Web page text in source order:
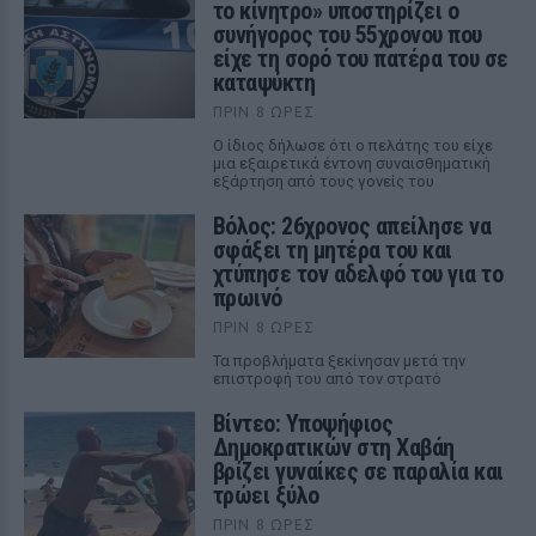
το κίνητρο» υποστηρίζει ο
συνήγορος του 55χρονου που
είχε τη σορό του πατέρα του σε
καταψύκτη
ΠΡΙΝ 8 ΏΡΕΣ
Ο ίδιος δήλωσε ότι ο πελάτης του είχε
μια εξαιρετικά έντονη συναισθηματική
εξάρτηση από τους γονείς του
Βόλος: 26χρονος απείλησε να
σφάξει τη μητέρα του και
χτύπησε τον αδελφό του για το
πρωινό
ΠΡΙΝ 8 ΏΡΕΣ
Τα προβλήματα ξεκίνησαν μετά την
επιστροφή του από τον στρατό
Βίντεο: Υποψήφιος
Δημοκρατικών στη Χαβάη
βρίζει γυναίκες σε παραλία και
τρώει ξύλο
ΠΡΙΝ 8 ΏΡΕΣ